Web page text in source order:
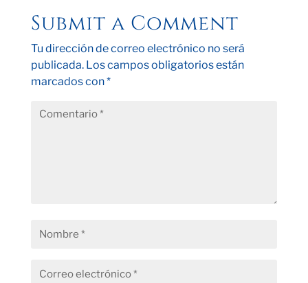
Submit a Comment
Tu dirección de correo electrónico no será
publicada. Los campos obligatorios están
marcados con*